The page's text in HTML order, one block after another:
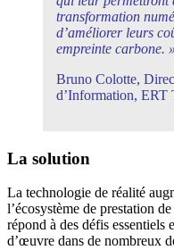
transformation
d’améliorer leurs
empreinte carbone. »
Bruno Colotte,
d’Information, ERT
La solution
La technologie de réalité
l’écosystème de prestation
répond à des défis essentiels
d’œuvre dans de nombreux